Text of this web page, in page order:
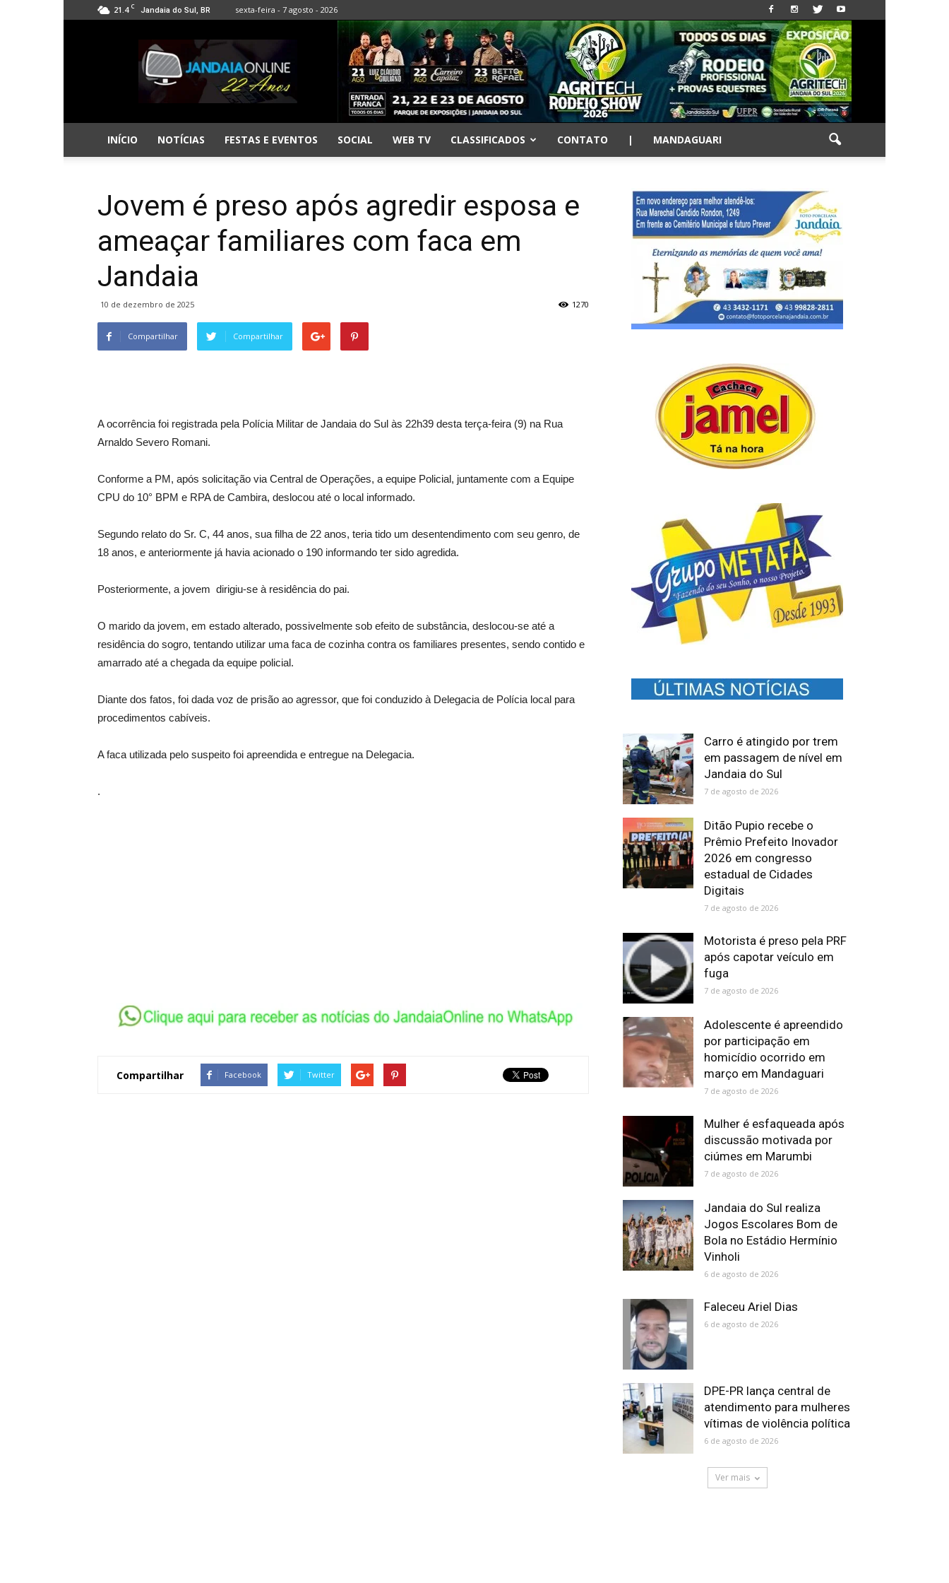
21.4 C Jandaia do Sul, BR sexta-feira - 7 agosto - 2026
Jandaia
Online
INÍCIO NOTÍCIAS FESTAS E EVENTOS SOCIAL WEB TV CLASSIFICADOS CONTATO | MANDAGUARI
Jovem é preso após agredir esposa e
ameaçar familiares com faca em
Jandaia
10 de dezembro de 2025 1270
Compartilhar Compartilhar
A ocorrência foi registrada pela Polícia Militar de Jandaia do Sul às 22h39 desta terça-feira (9) na Rua
Arnaldo Severo Romani.
Conforme a PM, após solicitação via Central de Operações, a equipe Policial, juntamente com a Equipe
CPU do 10° BPM e RPA de Cambira, deslocou até o local informado.
Segundo relato do Sr. C, 44 anos, sua filha de 22 anos, teria tido um desentendimento com seu genro, de
18 anos, e anteriormente já havia acionado o 190 informando ter sido agredida.
Posteriormente, a jovem dirigiu-se à residência do pai.
O marido da jovem, em estado alterado, possivelmente sob efeito de substância, deslocou-se até a
residência do sogro, tentando utilizar uma faca de cozinha contra os familiares presentes, sendo contido e
amarrado até a chegada da equipe policial.
Diante dos fatos, foi dada voz de prisão ao agressor, que foi conduzido à Delegacia de Polícia local para
procedimentos cabíveis.
A faca utilizada pelo suspeito foi apreendida e entregue na Delegacia.
.
Compartilhar Facebook Twitter
Carro é atingido por trem
em passagem de nível em
Jandaia do Sul
7 de agosto de 2026
Ditão Pupio recebe o
Prêmio Prefeito Inovador
2026 em congresso
estadual de Cidades
Digitais
7 de agosto de 2026
Motorista é preso pela PRF
após capotar veículo em
fuga
7 de agosto de 2026
Adolescente é apreendido
por participação em
homicídio ocorrido em
março em Mandaguari
7 de agosto de 2026
Mulher é esfaqueada após
discussão motivada por
ciúmes em Marumbi
7 de agosto de 2026
Jandaia do Sul realiza
Jogos Escolares Bom de
Bola no Estádio Hermínio
Vinholi
6 de agosto de 2026
Faleceu Ariel Dias
6 de agosto de 2026
DPE-PR lança central de
atendimento para mulheres
vítimas de violência política
6 de agosto de 2026
Ver mais